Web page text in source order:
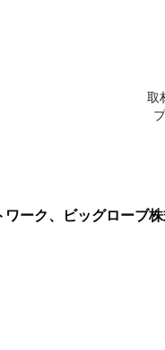
取
ーク、ビッグローブ